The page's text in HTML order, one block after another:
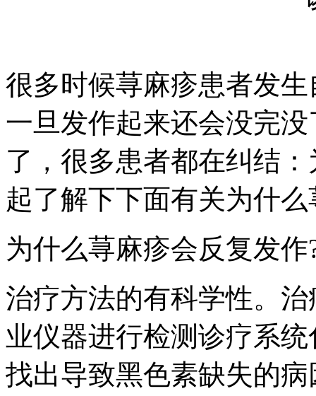
很多时候荨麻疹患者发
一旦发作起来还会没完
了，很多患者都在纠结
起了解下下面有关为什
为什么荨麻疹会反复发作
治疗方法的有科学性。
业仪器进行检测诊疗系
找出导致黑色素缺失的